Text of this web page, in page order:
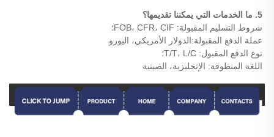
5. ما الخدمات التي يمكننا تقديمها؟
شروط التسليم المقبولة: FOB، CFR، CIF؛
عملة الدفع المقبولة:الدولار الأمريكي، اليورو
نوع الدفع المقبول: T/T، L/C؛
اللغة المنطوقة: الإنجليزية، الصينية